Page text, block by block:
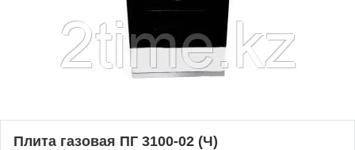
Плита газовая ПГ 3100-02 (Ч)